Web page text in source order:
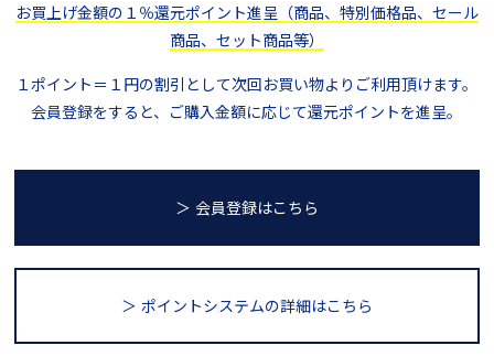
お買上げ金額の１％還元ポイント進呈（商品、特別価格品、セール
商品、セット商品等）
１ポイント＝１円の割引として次回お買い物よりご利用頂けます。
会員登録をすると、ご購入金額に応じて還元ポイントを進呈。
＞ 会員登録はこちら
＞ ポイントシステムの詳細はこちら